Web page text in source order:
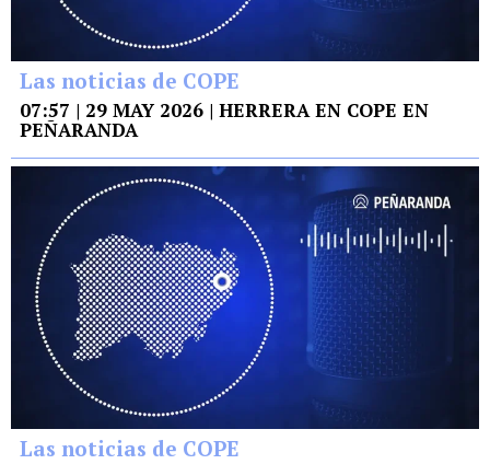
Las noticias de COPE
07:57 | 29 MAY 2026 | HERRERA EN COPE EN
PEÑARANDA
Las noticias de COPE